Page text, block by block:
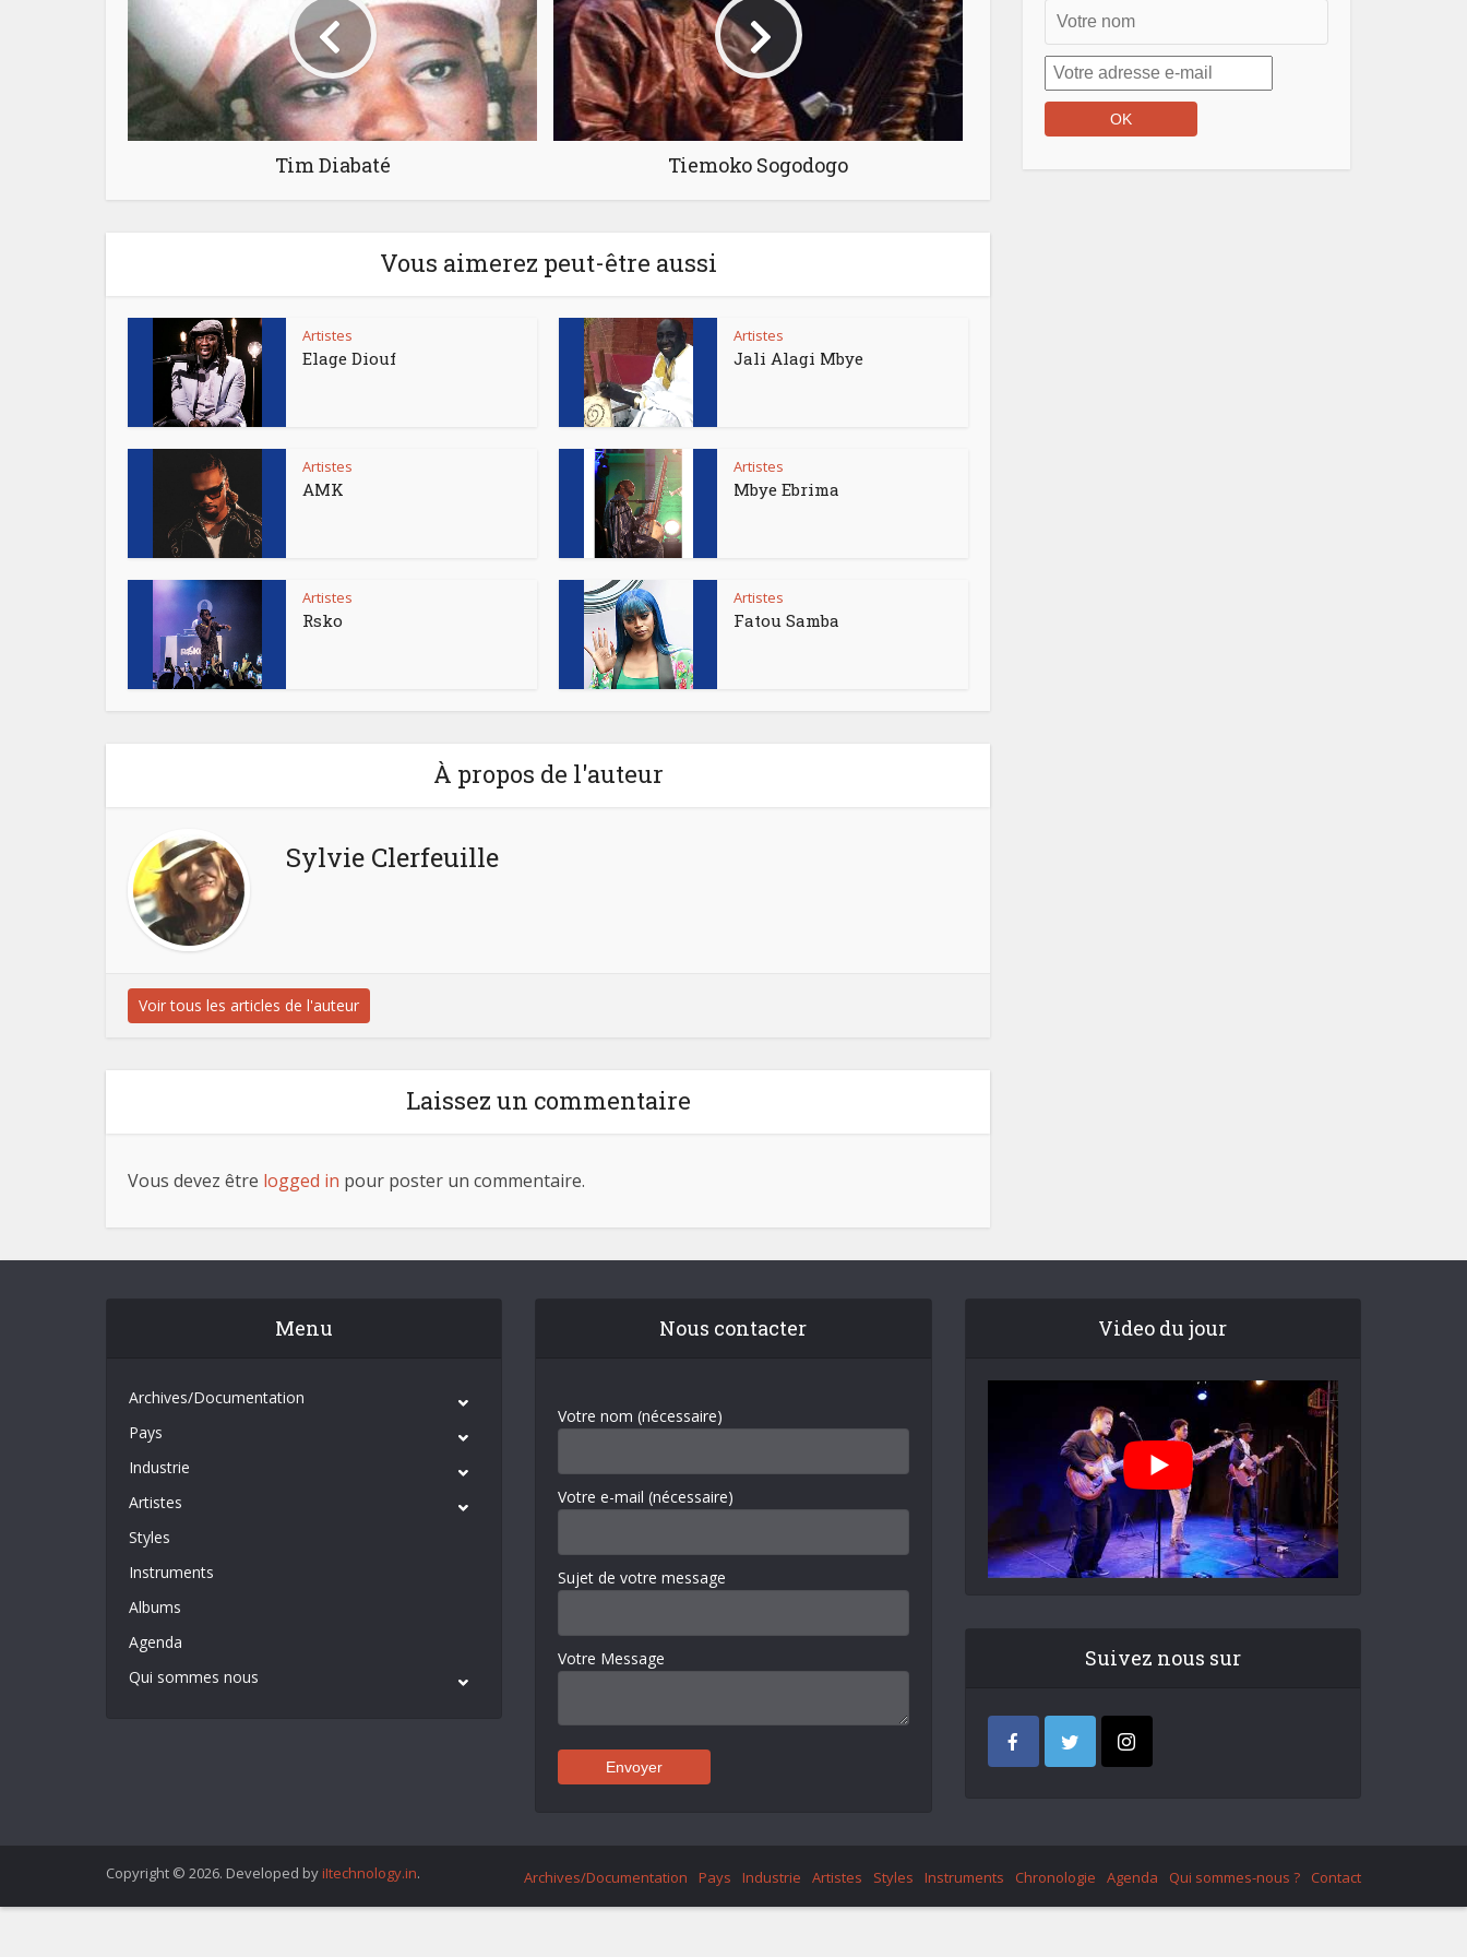
Tim Diabaté Tiemoko Sogodogo
Vous aimerez peut-être aussi
Artistes
Elage Diouf
Artistes
Jali Alagi Mbye
Artistes
AMK
Artistes
Mbye Ebrima
Artistes
Rsko
Artistes
Fatou Samba
À propos de l'auteur
Sylvie Clerfeuille
Voir tous les articles de l'auteur
Laissez un commentaire
Vous devez être logged in pour poster un commentaire.
Menu
Archives/Documentation
Pays
Industrie
Artistes
Styles
Instruments
Albums
Agenda
Qui sommes nous
Nous contacter
Votre nom (nécessaire)
Votre e-mail (nécessaire)
Sujet de votre message
Votre Message
Video du jour
Suivez nous sur
Copyright © 2026. Developed by iItechnology.in. Archives/Documentation Pays Industrie Artistes Styles Instruments Chronologie Agenda Qui sommes-nous ? Contact